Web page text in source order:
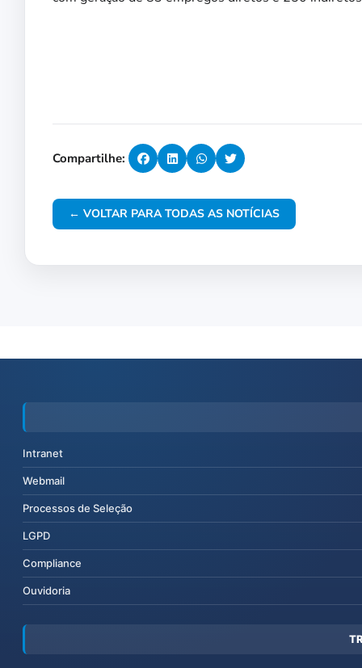
Compartilhe:
← VOLTAR PARA TODAS AS NOTÍCIAS
Intranet
Webmail
Processos de Seleção
LGPD
Compliance
Ouvidoria